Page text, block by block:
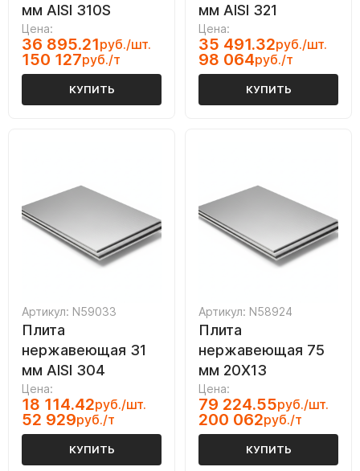
мм AISI 310S
Цена:
36 895.21руб./шт.
150 127руб./т
КУПИТЬ
мм AISI 321
Цена:
35 491.32руб./шт.
98 064руб./т
КУПИТЬ
Артикул: N59033
Плита
нержавеющая 31
мм AISI 304
Цена:
18 114.42руб./шт.
52 929руб./т
КУПИТЬ
Артикул: N58924
Плита
нержавеющая 75
мм 20Х13
Цена:
79 224.55руб./шт.
200 062руб./т
КУПИТЬ